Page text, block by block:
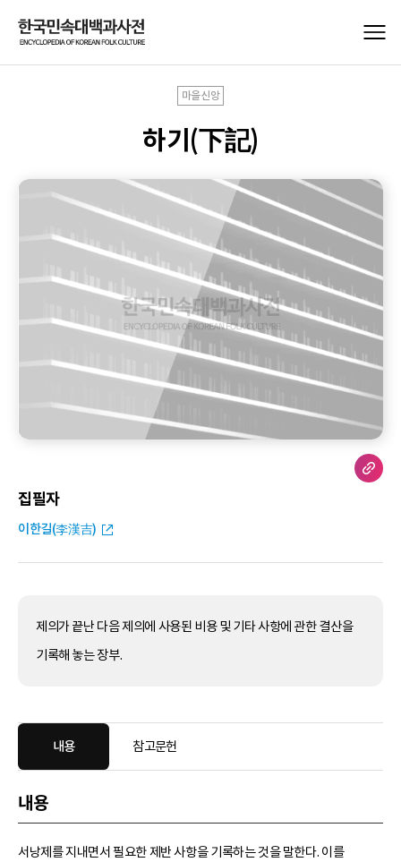
마을신앙
하기(下記)
집필자
이한길(李漢吉)
제의가 끝난 다음 제의에 사용된 비용 및 기타 사항에 관한 결산을
기록해 놓는 장부.
내용 참고문헌
내용
서낭제를 지내면서 필요한 제반 사항을 기록하는 것을 말한다. 이를